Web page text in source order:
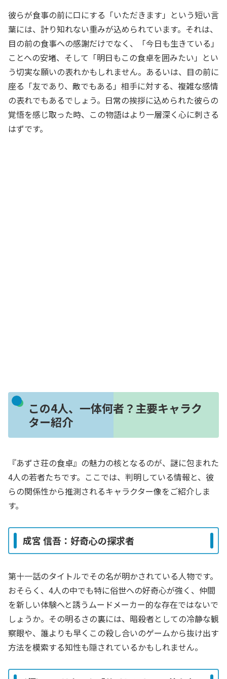
彼らが食事の前に口にする「いただきます」という短い言
葉には、計り知れない重みが込められています。それは、
目の前の食事への感謝だけでなく、「今日も生きている」
ことへの安堵、そして「明日もこの食卓を囲みたい」とい
う切実な願いの表れかもしれません。あるいは、目の前に
座る「友であり、敵でもある」相手に対する、複雑な感情
の表れでもあるでしょう。日常の挨拶に込められた彼らの
覚悟を感じ取った時、この物語はより一層深く心に刺さる
はずです。
この4人、一体何者？主要キャラク
ター紹介
『あずさ荘の食卓』の魅力の核となるのが、謎に包まれた
4人の若者たちです。ここでは、判明している情報と、彼
らの関係性から推測されるキャラクター像をご紹介しま
す。
成宮 信吾：好奇心の探求者
第十一話のタイトルでその名が明かされている人物です。
おそらく、4人の中でも特に俗世への好奇心が強く、仲間
を新しい体験へと誘うムードメーカー的な存在ではないで
しょうか。その明るさの裏には、暗殺者としての冷静な観
察眼や、誰よりも早くこの殺し合いのゲームから抜け出す
方法を模索する知性も隠されているかもしれません。